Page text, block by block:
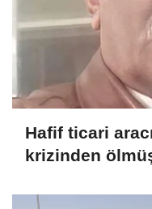
Hafif ticari
krizinden